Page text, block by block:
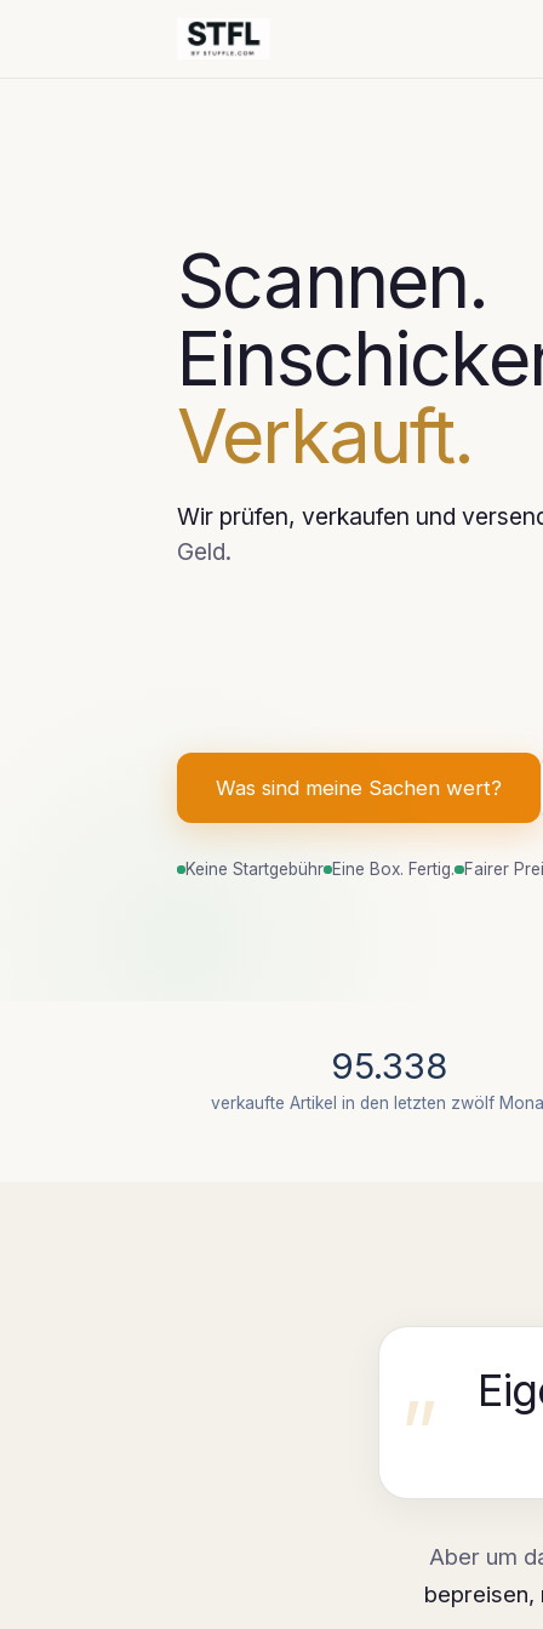
Scannen.
Verkauft.
Wir prüfen, verkaufen und
Geld.
Was sind meine Sachen wert?
Keine Startgebühr Eine Box. Fertig. Fairer
95.338
verkaufte Artikel in den letzten zwölf
Aber um
bepreisen,